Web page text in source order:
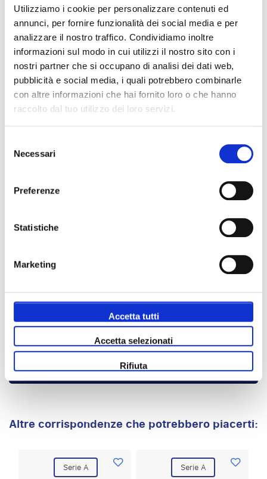
Utilizziamo i cookie per personalizzare contenuti ed
annunci, per fornire funzionalità dei social media e per
analizzare il nostro traffico. Condividiamo inoltre
informazioni sul modo in cui utilizzi il nostro sito con i
nostri partner che si occupano di analisi dei dati web,
pubblicità e social media, i quali potrebbero combinarle
con altre informazioni che hai fornito loro o che hanno
raccolto dal tuo utilizzo dei loro servizi.
delNecessari
Preferenze
Statistiche
Marketing
Accetta tutti
Accetta selezionati
Rifiuta
Pacchetti consigliati
PP A PARTIRE DA
€551 pp
Partenza: gio. 17 settembre 2026
Posti a sedere per l’evento
Nessun costo di prenotazione
3 notti
Altre corrispondenze che potrebbero piacerti:
Serie A Serie A